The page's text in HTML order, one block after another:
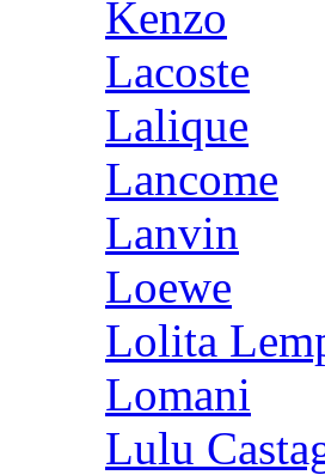
Kenzo
Lacoste
Lalique
Lancome
Lanvin
Loewe
Lolita
Lomani
Lulu